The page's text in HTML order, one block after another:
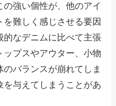
の強い個性が、他のアイ
難しく感じさせる要因
的なデニムに比べて主張
ップスやアウター、小物
バランスが崩れてしま
を与えてしまうことがあ